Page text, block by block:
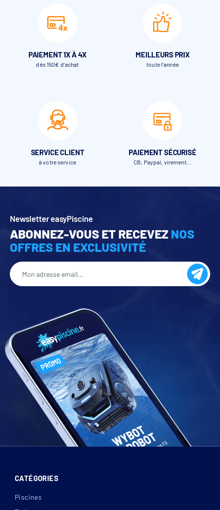
PAIEMENT 1X À 4X
dès 150€ d'achat
MEILLEURS PRIX
toute l’année
SERVICE CLIENT
à votre service
PAIEMENT SÉCURISÉ
CB, Paypal, virement…
Newsletter easyPiscine
ABONNEZ-VOUS ET RECEVEZ NOS
OFFRES EN EXCLUSIVITÉ
CATÉGORIES
Piscines